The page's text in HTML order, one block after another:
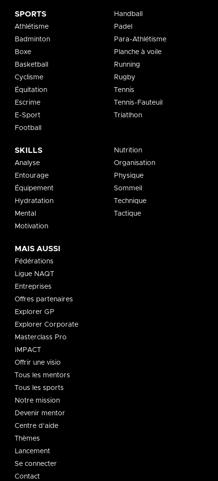
SPORTS
Athlétisme
Badminton
Boxe
Basketball
Cyclisme
Équitation
Escrime
E-Sport
Football
Handball
Padel
Para-Athlétisme
Planche à voile
Running
Rugby
Tennis
Tennis-Fauteuil
Triatlhon
SKILLS
Analyse
Entourage
Équipement
Hydratation
Mental
Motivation
Nutrition
Organisation
Physique
Sommeil
Technique
Tactique
MAIS AUSSI
Fédérations
Ligue NAQT
Entreprises
Offres partenaires
Explorer GP
Explorer Corporate
Masterclass Pro
IMPACT
Offrir une visio
Tous les mentors
Tous les sports
Notre mission
Devenir mentor
Centre d'aide
Thèmes
Lancement
Se connecter
Contact